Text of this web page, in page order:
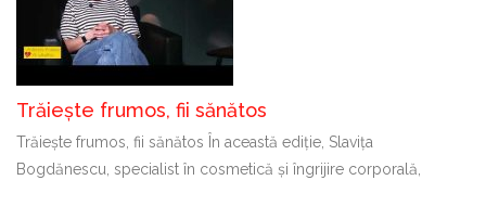
Trăiește frumos, fii sănătos
Trăiește frumos, fii sănătos În această ediție, Slavița
Bogdănescu, specialist în cosmetică și îngrijire corporală,